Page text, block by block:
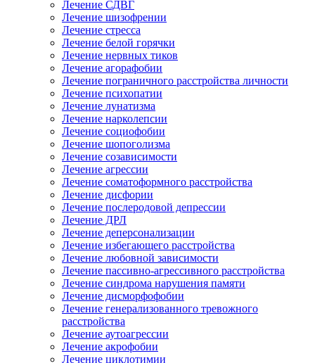
Лечение СДВГ
Лечение шизофрении
Лечение стресса
Лечение белой горячки
Лечение нервных тиков
Лечение агорафобии
Лечение пограничного расстройства личности
Лечение психопатии
Лечение лунатизма
Лечение нарколепсии
Лечение социофобии
Лечение шопоголизма
Лечение созависимости
Лечение агрессии
Лечение соматоформного расстройства
Лечение дисфории
Лечение послеродовой депрессии
Лечение ДРЛ
Лечение деперсонализации
Лечение избегающего расстройства
Лечение любовной зависимости
Лечение пассивно-агрессивного расстройства
Лечение синдрома нарушения памяти
Лечение дисморфофобии
Лечение генерализованного тревожного
расстройства
Лечение аутоагрессии
Лечение акрофобии
Лечение циклотимии